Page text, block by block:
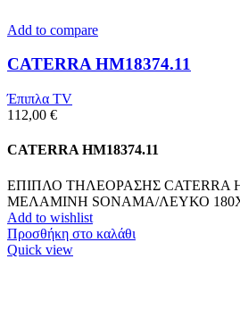
Add to compare
CATERRA HM18374.11
Έπιπλα TV
112,00 €
CATERRA HM18374.11
ΕΠΙΠΛΟ ΤΗΛΕΟΡΑΣΗΣ CATERRA
ΜΕΛΑΜΙΝΗ SONAMA/ΛΕΥΚΟ
Add to wishlist
Προσθήκη στο καλάθι
Quick view